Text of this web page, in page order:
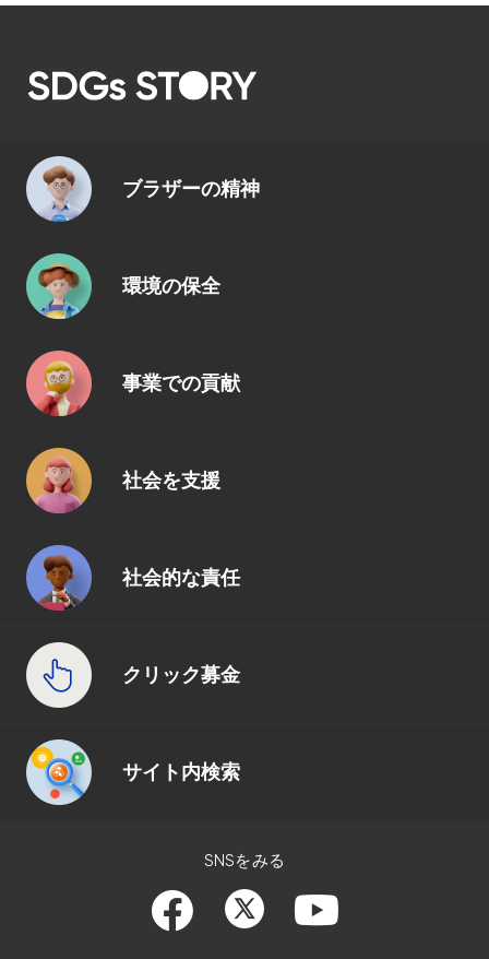
ブラザーの精神
環境の保全
事業での貢献
社会を支援
社会的な責任
クリック募金
サイト内検索
SNSをみる